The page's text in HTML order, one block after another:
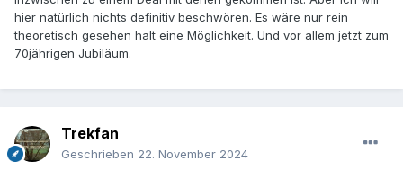
hier natürlich nichts definitiv beschwören. Es wäre nur rein
theoretisch gesehen halt eine Möglichkeit. Und vor allem jetzt zum
70jährigen Jubiläum.
Trekfan
Geschrieben 22. November 2024